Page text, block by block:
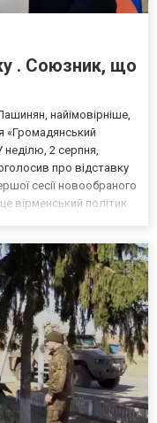
. Союзник, що
найімовірніше,
«Громадянський
2 серпня,
про відставку
сесії новообраного
вірменський політик